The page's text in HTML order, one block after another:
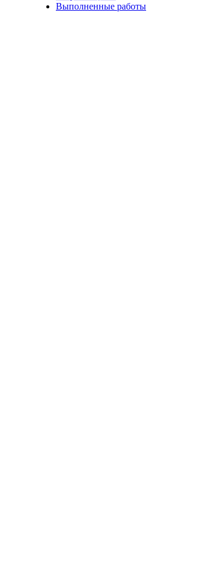
Выполненные работы